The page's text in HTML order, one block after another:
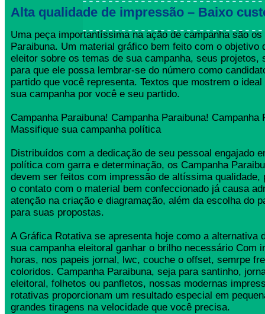
Alta qualidade de impressão – Baixo
Uma peça importantíssima na ação de campanha são os
Paraibuna. Um material gráfico bem feito com o objetivo
eleitor sobre os temas de sua campanha, seus projetos,
para que ele possa lembrar-se do número como
partido que você representa. Textos que mostrem o ideal
sua campanha por você e seu partido.
Campanha Paraibuna! Campanha Paraibuna! Campanha
Massifique sua campanha política
Distribuídos com a dedicação de seu pessoal engajado
política com garra e determinação, os Campanha
devem ser feitos com impressão de altíssima qualidade,
o contato com o material bem confeccionado já causa
atenção na criação e diagramação, além da escolha do
para suas propostas.
A Gráfica Rotativa se apresenta hoje como a alternativa
sua campanha eleitoral ganhar o brilho necessário Com
horas, nos papeis jornal, lwc, couche o offset, semrpe
coloridos. Campanha Paraibuna, seja para santinho,
eleitoral, folhetos ou panfletos, nossas modernas
rotativas proporcionam um resultado especial em
grandes tiragens na velocidade que você precisa.